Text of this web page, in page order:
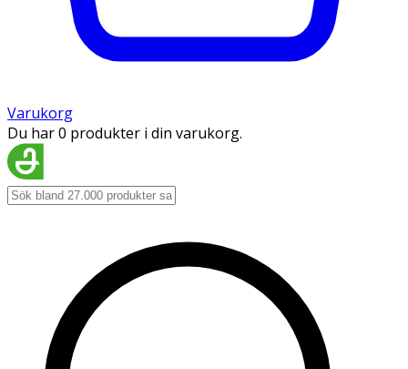
Varukorg
Du har 0 produkter i din varukorg.